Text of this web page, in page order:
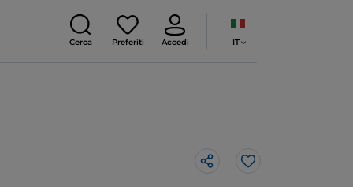
Cerca Preferiti Accedi IT
Like